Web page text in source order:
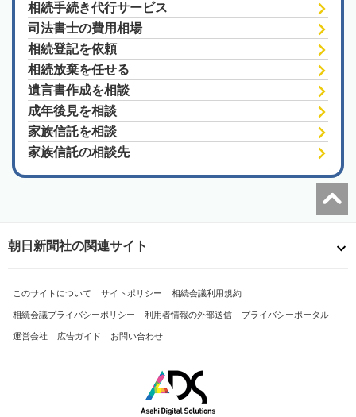
相続手続き代行サービス
司法書士の費用相場
相続登記を依頼
相続放棄を任せる
遺言書作成を相談
成年後見を相談
家族信託を相談
家族信託の相談先
朝日新聞社の関連サイト
このサイトについて サイトポリシー 相続会議利用規約
相続会議プライバシーポリシー 利用者情報の外部送信 プライバシーポータル
運営会社 広告ガイド お問い合わせ